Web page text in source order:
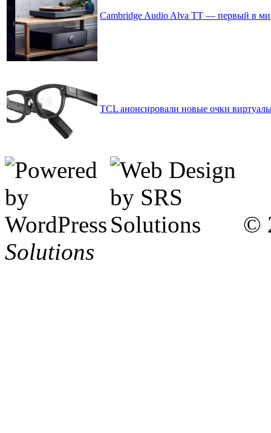
Cambridge Audio Alva TT — первый в
TCL анонсировали новые очки
©
Solutions